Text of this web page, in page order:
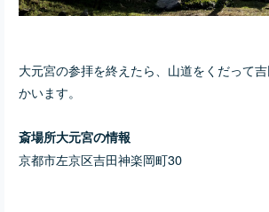
大元宮の参拝を終えたら、山道をくだって
かいます。
斎場所大元宮の情報
京都市左京区吉田神楽岡町30